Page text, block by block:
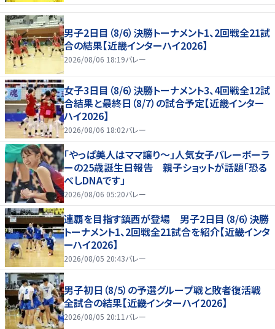
男子2日目（8/6）決勝トーナメント1、2回戦全21試
合の結果【近畿インターハイ2026】
2026/08/06 18:19バレー
女子3日目（8/6）決勝トーナメント3、4回戦全12試
合結果と最終日（8/7）の試合予定【近畿インター
ハイ2026】
2026/08/06 18:02バレー
「やっぱ美人はママ譲り～」人気女子バレーボーラ
ーの25歳誕生日報告 親子ショットが話題「恐る
べしDNAです」
2026/08/06 05:20バレー
連覇を目指す鎮西が登場 男子2日目（8/6）決勝
トーナメント1、2回戦全21試合を紹介【近畿インタ
ーハイ2026】
2026/08/05 20:43バレー
男子初日（8/5）の予選グループ戦と敗者復活戦
全試合の結果【近畿インターハイ2026】
2026/08/05 20:11 バレー